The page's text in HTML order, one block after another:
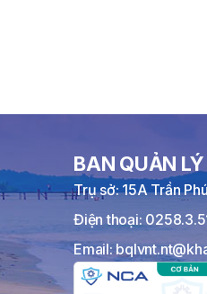
BAN QUẢN
Trụ sở: 15A Trần
Điện thoại:
Email: